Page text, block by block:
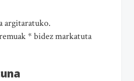
argitaratuko.
* bidez markatuta